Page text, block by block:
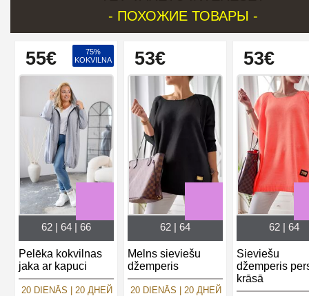
- ПОХОЖИЕ ТОВАРЫ -
55€
75%
KOKVILNA
62 | 64 | 66
Pelēka kokvilnas
jaka ar kapuci
20 DIENĀS | 20 ДНЕЙ
53€
62 | 64
Melns sieviešu
džemperis
20 DIENĀS | 20 ДНЕЙ
53€
62 | 64
Sieviešu
džemperis
krāsā